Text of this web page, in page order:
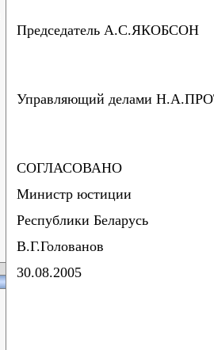
Председатель А.С.ЯКОБСОН
Управляющий делами
СОГЛАСОВАНО
Министр юстиции
Республики Беларусь
В.Г.Голованов
30.08.2005